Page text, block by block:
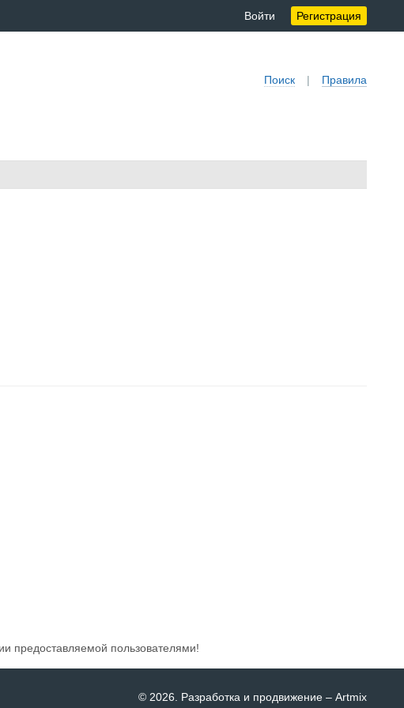
Войти Регистрация
Поиск | Правила
предоставляемой пользователями!
© 2026 . Разработка и продвижение – Artmix